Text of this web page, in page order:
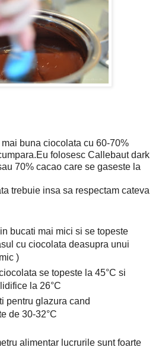
buna ciocolata cu 60-70%
folosesc Callebaut dark
70% cacao care se gaseste la
trebuie insa sa respectam cateva
bucati mai mici si se topeste
cu ciocolata deasupra unui
)
se topeste la 45°C si
la 26°C
pentru glazura cand
de 30-32°C
alimentar lucrurile sunt foarte